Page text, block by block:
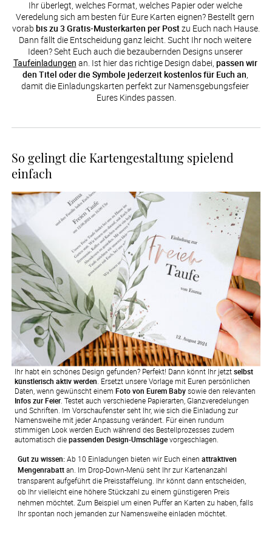
Ihr überlegt, welches Format, welches Papier oder welche
Veredelung sich am besten für Eure Karten eignen? Bestellt gern
vorab bis zu 3 Gratis-Musterkarten per Post zu Euch nach Hause.
Dann fällt die Entscheidung ganz leicht. Sucht Ihr noch weitere
Ideen? Seht Euch auch die bezaubernden Designs unserer
Taufeinladungen an. Ist hier das richtige Design dabei, passen wir
den Titel oder die Symbole jederzeit kostenlos für Euch an,
damit die Einladungskarten perfekt zur Namensgebungsfeier
Eures Kindes passen.
So gelingt die Kartengestaltung spielend
einfach
Ihr habt ein schönes Design gefunden? Perfekt! Dann könnt Ihr jetztselbst
künstlerisch aktiv werden . Ersetzt unsere Vorlage mit Euren persönlichen
Daten, wenn gewünscht einem Foto von Eurem Babysowie den relevanten
Infos zur Feier. Testet auch verschiedene Papierarten, Glanzveredelungen
und Schriften. Im Vorschaufenster seht Ihr, wie sich die Einladung zur
Namensweihe mit jeder Anpassung verändert. Für einen rundum
stimmigen Look werden Euch während des Bestellprozesses zudem
automatisch diepassenden Design-Umschlägevorgeschlagen.
Gut zu wissen: Ab 10 Einladungen bieten wir Euch einen attraktiven
Mengenrabatt an. Im Drop-Down-Menü seht Ihr zur Kartenanzahl
transparent aufgeführt die Preisstaffelung. Ihr könnt dann entscheiden,
ob Ihr vielleicht eine höhere Stückzahl zu einem günstigeren Preis
nehmen möchtet. Zum Beispiel um einen Puffer an Karten zu haben, falls
Ihr spontan noch jemanden zur Namensweihe einladen möchtet.